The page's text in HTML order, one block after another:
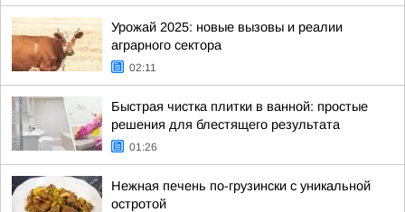
Урожай 2025: новые вызовы и реалии
аграрного сектора
02:11
Быстрая чистка плитки в ванной: простые
решения для блестящего результата
01:26
Нежная печень по-грузински с уникальной
остротой